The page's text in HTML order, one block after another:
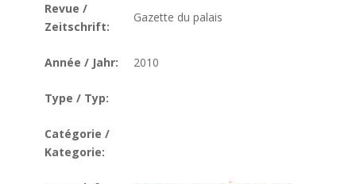
Revue /
Zeitschrift:
Gazette du palais
Année / Jahr: 2010
Type / Typ:
Catégorie /
Kategorie: